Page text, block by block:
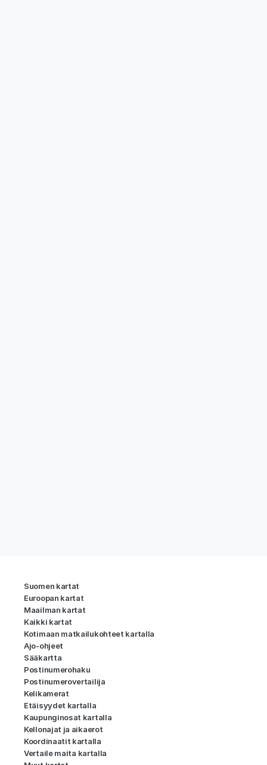
Suomen kartat
Euroopan kartat
Maailman kartat
Kaikki kartat
Kotimaan matkailukohteet kartalla
Ajo-ohjeet
Sääkartta
Postinumerohaku
Postinumerovertailija
Kelikamerat
Etäisyydet kartalla
Kaupunginosat kartalla
Kellonajat ja aikaerot
Koordinaatit kartalla
Vertaile maita kartalla